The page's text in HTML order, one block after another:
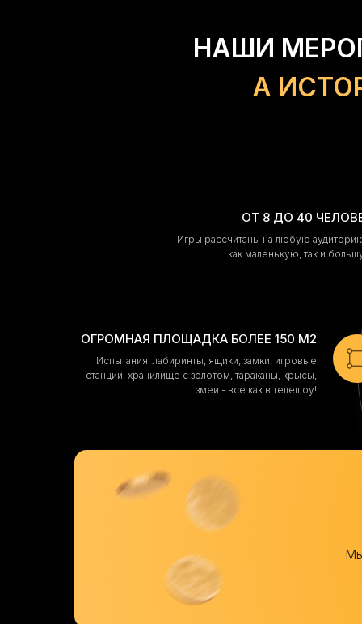
НАШИ
А
ОТ 8 ДО 40
Игры рассчитаны на любую
как маленькую, так и
ОГРОМНАЯ ПЛОЩАДКА БОЛЕЕ 150 М2
Испытания, лабиринты, ящики, замки, игровые
станции, хранилище с золотом, тараканы, крысы,
змеи - все как в телешоу!